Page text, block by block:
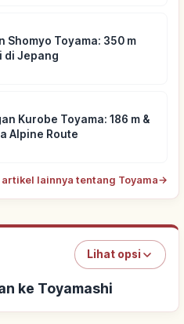
Shomyo Toyama: 350 m
di Jepang
Kurobe Toyama: 186 m &
Alpine Route
artikel lainnya tentang Toyama→
Lihat opsi
ke Toyamashi